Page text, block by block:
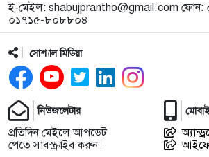
গোয়াইনঘাটে ১৭০ বোতল ভারতীয়
উদ্ধার, গ্রেপ্তার ১
১১
জুলাই গণঅভ্যুত্থান দিবস উপলক্ষে
সভা
১২
জকিগঞ্জে নিরাপদ ও টেকসই কৃষি
ব্যবহারে নারীদের অংশগ্রহণ বিষয়ক
১৩
ই-মেইল: shabujprantho@gmail.com ফোন:
০১৭১৫-৮০৮৮০৪
সোশ্যাল মিডিয়া
নিউজলেটার
প্রতিদিন মেইলে আপডেট
পেতে সাবস্ক্রাইব করুন।